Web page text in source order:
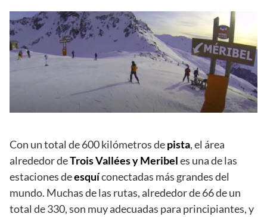
Con un total de 600 kilómetros depista, el área
alrededor deTrois Vallées y Meribeles una de las
estaciones deesquíconectadas más grandes del
mundo. Muchas de las rutas, alrededor de 66 de un
total de 330, son muy adecuadas para principiantes, y